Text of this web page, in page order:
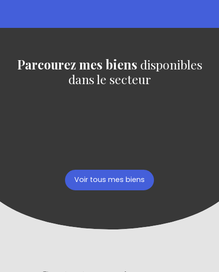
Parcourez mes biens disponibles
dans le secteur
Voir tous mes biens